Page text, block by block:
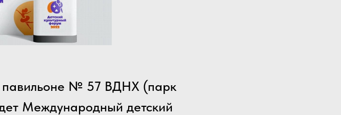
павильоне № 57 ВДНХ (парк
Международный детский